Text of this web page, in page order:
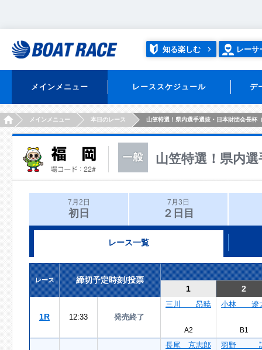
知る楽しむ レーサ
メインメニュー レーススケジュール デ
HOMEメインメニュー 本日のレース 山笠特選！県内選手選抜・日本財団会長杯
山笠特選！県内
7月2日
初日
7月3日
２日目
レース一覧
レース
締切予定時刻/投票
1
2
1R 12:33 発売終了
三川 昂暁
A2
小林 遼
B1
長尾 京志郎 羽野